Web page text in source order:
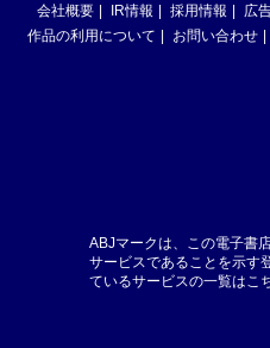
会社概要 IR情報 採用情報 広
作品の利用について
お問い合わせ
ABJマークは、この電子書
サービスであることを示す
ているサービスの一覧はこ